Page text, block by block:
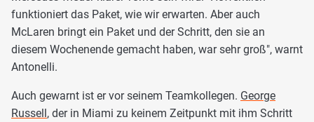
funktioniert das Paket, wie wir erwarten. Aber auch
McLaren bringt ein Paket und der Schritt, den sie an
diesem Wochenende gemacht haben, war sehr groß", warnt
Antonelli.
Auch gewarnt ist er vor seinem Teamkollegen. George
Russell, der in Miami zu keinem Zeitpunkt mit ihm Schritt